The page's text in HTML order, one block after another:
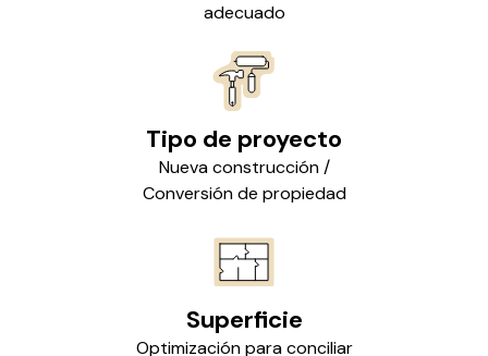
adecuado
Tipo de proyecto
Nueva construcción /
Conversión de propiedad
Superficie
Optimización para conciliar